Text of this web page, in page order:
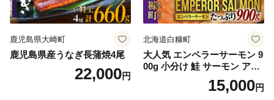
鹿児島県大崎町
鹿児島県産うなぎ長蒲焼4尾
22,000円
北海道白糠町
大人気 エンペラーサーモン 9
00g 小分け 鮭 サーモン アト
ランティックサーモン 水産
庁長官賞 受賞 さけ シャケ し
15,000円